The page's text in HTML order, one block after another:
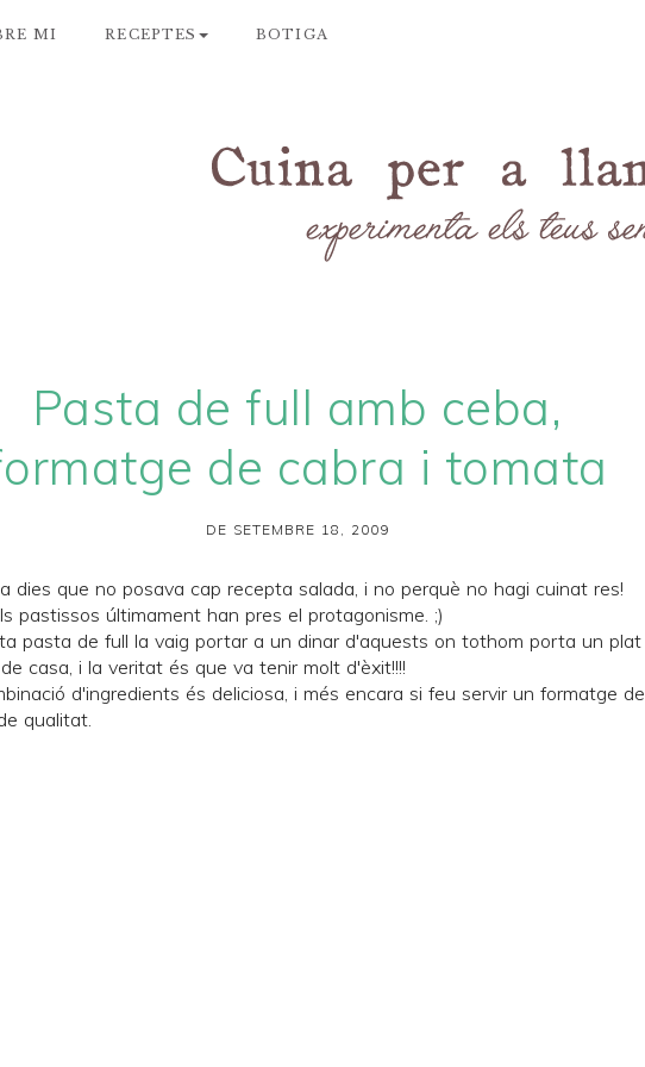
MI RECEPTES BOTIGA
Pasta de full amb ceba,
de cabra i tomata
DE SETEMBRE 18, 2009
dies que no posava cap recepta salada, i no perquè no hagi cuinat res!
pastissos últimament han pres el protagonisme. ;)
pasta de full la vaig portar a un dinar d'aquests on tothom porta un plat
casa, i la veritat és que va tenir molt d'èxit!!!!
d'ingredients és deliciosa, i més encara si feu servir un formatge de
qualitat.